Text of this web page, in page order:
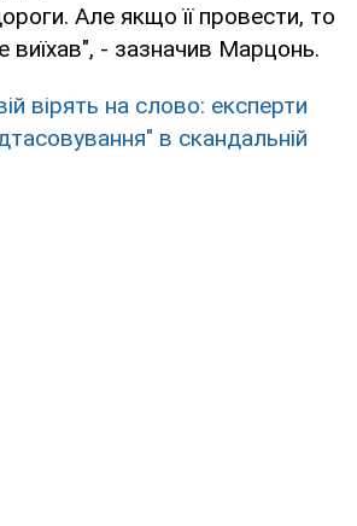
Але якщо її провести, то
виїхав", - зазначив Марцонь.
вірять на слово: експерти
в скандальній